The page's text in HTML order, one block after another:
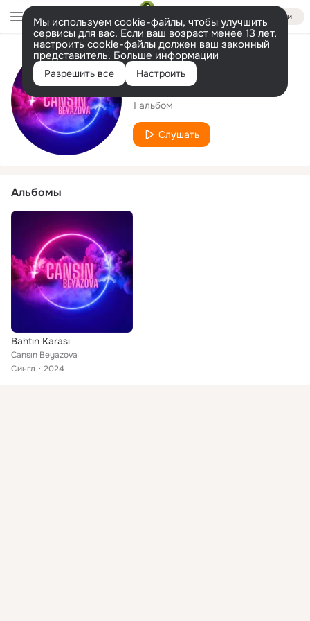
Войти
Мы используем cookie-файлы, чтобы улучшить
сервисы для вас. Если ваш возраст менее 13 лет,
настроить cookie-файлы должен ваш законный
представитель. Больше информации
Разрешить все Настроить
Исполнитель
Cansın Beyazova
1 альбом
Слушать
Альбомы
Bahtın Karası
Cansın Beyazova
Сингл
2024